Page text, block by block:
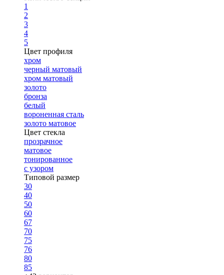
1
2
3
4
5
Цвет профиля
хром
черный матовый
хром матовый
золото
бронза
белый
вороненная сталь
золото матовое
Цвет стекла
прозрачное
матовое
тонированное
с узором
Типовой размер
30
40
50
60
67
70
75
76
80
85